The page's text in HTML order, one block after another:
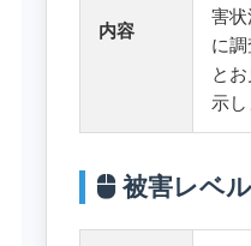
内容
害状
に
と
示し
被害レベ